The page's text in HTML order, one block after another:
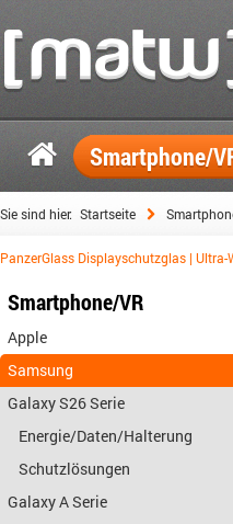
Smartphone/
Sie sind hier: Startseite
PanzerGlass Displayschutzglas |
Smartphone/VR
Apple
Samsung
Galaxy S26 Serie
Energie/Daten/Halterung
Schutzlösungen
Galaxy A Serie